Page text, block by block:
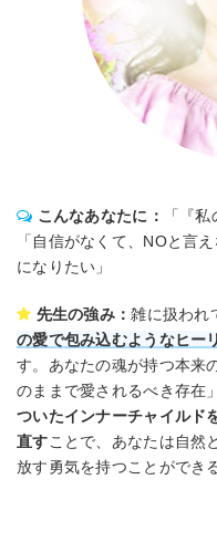
こんなあなたに：
「『
「自信がなくて、NOと言
になりたい」
先生の強み：雑に扱われ
の愛で包み込むようなヒー
す。あなたの魂が持つ本来
のままで愛されるべき存在
ついたインナーチャイルド
直すことで、あなたは自然
放す勇気を持つことができ